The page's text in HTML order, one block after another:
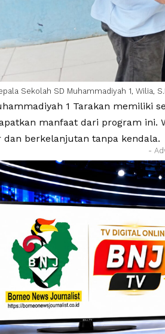
Sekolah SD Muhammadiyah 1, Wilia,
1 Tarakan memiliki
manfaat dari program ini.
dan berkelanjutan tanpa kendala.
-